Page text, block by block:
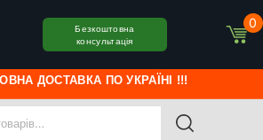
ДОСТАВКА ПО УКРАЇНІ !!!
Безкоштовна
консультація
0